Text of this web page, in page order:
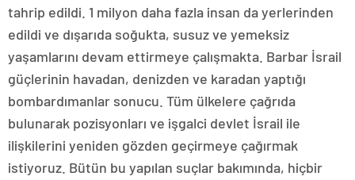
tahrip edildi. 1 milyon daha fazla insan da yerlerinden
edildi ve dışarıda soğukta, susuz ve yemeksiz
yaşamlarını devam ettirmeye çalışmakta. Barbar İsrail
güçlerinin havadan, denizden ve karadan yaptığı
bombardımanlar sonucu. Tüm ülkelere çağrıda
bulunarak pozisyonları ve işgalci devlet İsrail ile
ilişkilerini yeniden gözden geçirmeye çağırmak
istiyoruz. Bütün bu yapılan suçlar bakımında, hiçbir